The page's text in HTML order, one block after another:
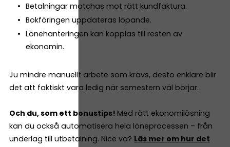
Betalningar matchas mot rätt kundfaktura.
Bokföringen uppdateras löpande.
Lönehanteringen kan kopplas till resten av
ekonomin.
Ju mindre manuellt arbete som krävs, desto enklare blir
det att faktiskt vara ledig när semestern väl börjar.
Och du, som ett bonustips! Med rätt ekonomilösning
kan du också automatisera hela löneprocessen – från
underlag till utbetalning. Nice va? Läs mer om hur det